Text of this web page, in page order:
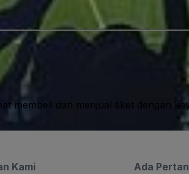
membeli dan menjual tiket dengan
Kami Ada